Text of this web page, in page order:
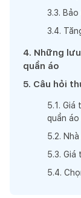
3.3.
3.4.
4. Những
quần áo
5. Câu hỏi
5.1 . Giá
quần
5.2.
5.3. Giá
5.4.